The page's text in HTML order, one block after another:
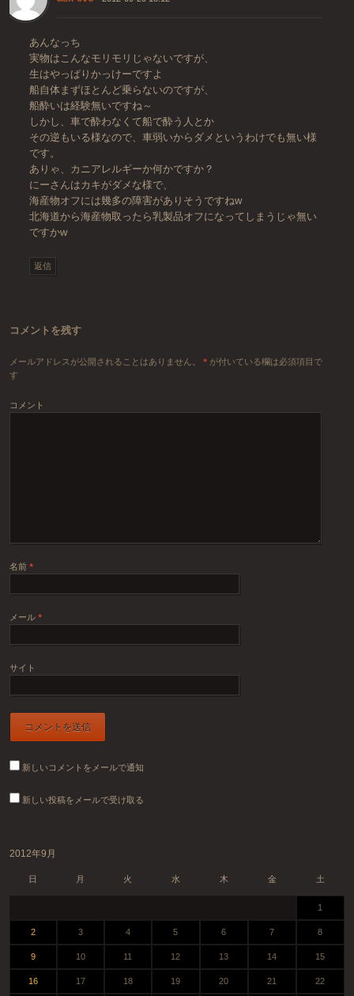
あんなっち
実物はこんなモリモリじゃないですが、
生はやっぱりかっけーですよ
船自体まずほとんど乗らないのですが、
船酔いは経験無いですね～
しかし、車で酔わなくて船で酔う人とか
その逆もいる様なので、車弱いからダメというわけでも無い様
です。
ありゃ、カニアレルギーか何かですか？
にーさんはカキがダメな様で、
海産物オフには幾多の障害がありそうですねw
北海道から海産物取ったら乳製品オフになってしまうじゃ無い
ですかw
返信
コメントを残す
メールアドレスが公開されることはありません。 *が付いている欄は必須項目で
す
コメント
名前 *
メール *
サイト
新しいコメントをメールで通知
新しい投稿をメールで受け取る
2012年9月
日 月 火 水 木 金 土
1
2 3 4 5 6 7 8
9 10 11 12 13 14 15
16 17 18 19 20 21 22